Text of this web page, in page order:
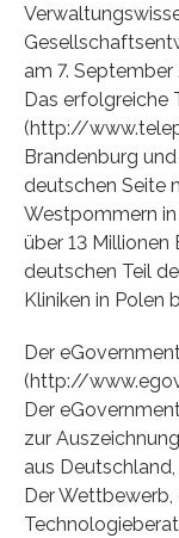
am 7.
Das erfolgreiche
(http://
Brandenburg
deutschen Seite
Westpommern
über 13 Millionen
deutschen Teil
Kliniken in Polen
Der
(http://
Der
zur
aus
Der